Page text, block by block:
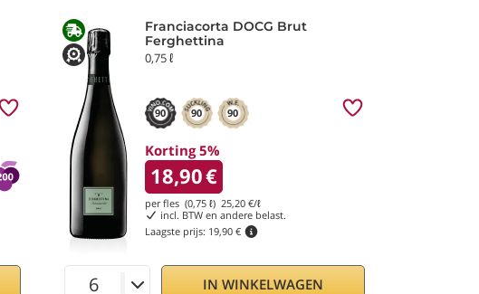
Franciacorta DOCG Brut
Ferghettina
0,75 ℓ
90 90 90
Korting 5%
18,90€
per fles (0,75 ℓ) 25,20 €/ℓ
incl. BTW en andere belast.
Laagste prijs: 19,90 €
IN WINKELWAGEN